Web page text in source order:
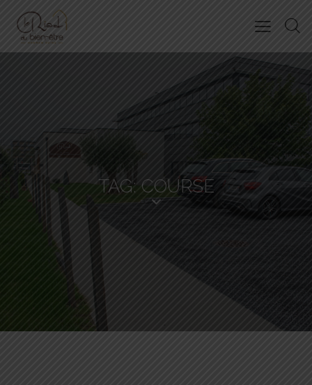
TAG: COURSE